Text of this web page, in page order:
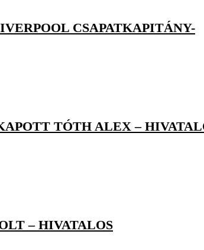
CSAPATKAPITÁNY-
TÓTH ALEX –
– HIVATALOS